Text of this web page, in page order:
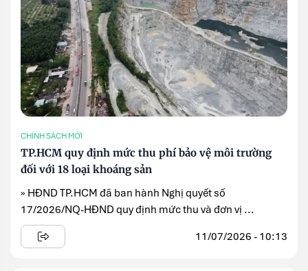
CHÍNH SÁCH MỚI
TP.HCM quy định mức thu phí bảo vệ môi trường
đối với 18 loại khoáng sản
» HĐND TP.HCM đã ban hành Nghị quyết số
17/2026/NQ-HĐND quy định mức thu và đơn vị ...
11/07/2026 - 10:13